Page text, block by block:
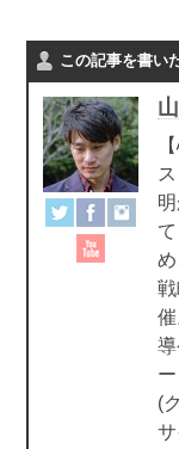
c
e
b
o
o
k
tt
er
この記事を書い
(